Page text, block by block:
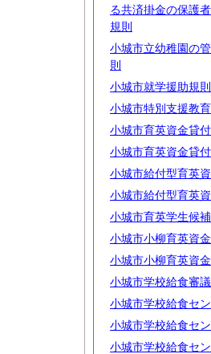
る共済掛金の保護
規則
小城市立幼稚園の
則
小城市就学援助規則
小城市特別支援教
小城市育英資金貸
小城市育英資金貸
小城市給付型育英
小城市給付型育英
小城市育英学生候
小城市小柳育英資
小城市小柳育英資
小城市学校給食審
小城市学校給食セ
小城市学校給食セ
小城市学校給食セ